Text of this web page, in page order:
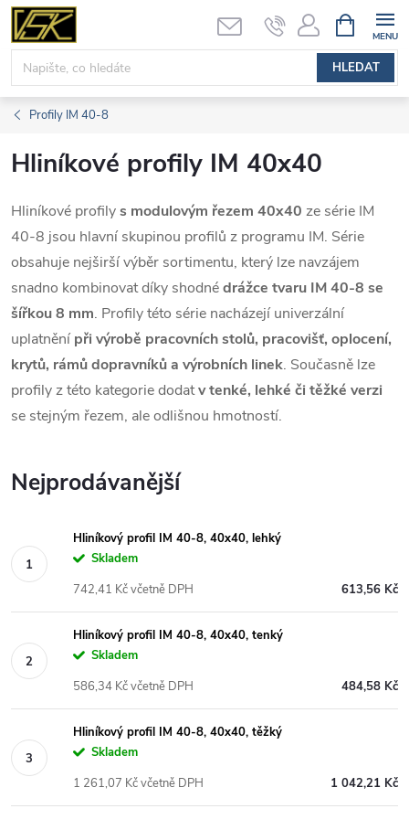
Přejít
obsah
HLEDAT
NÁKUPNÍ
KOŠÍK
Profily IM 40-8
Hliníkové profily IM 40x40
Hliníkové profilys modulovým řezem 40x40 ze série IM
40-8 jsou hlavní skupinou profilů z programu IM. Série
obsahuje nejširší výběr sortimentu, který lze navzájem
snadno kombinovat díky shodnédrážce tvaru IM 40-8 se
šířkou 8 mm. Profily této série nacházejí univerzální
uplatnění při výrobě pracovních stolů, pracovišť, oplocení,
krytů, rámů dopravníků a výrobních linek. Současně lze
profily z této kategorie dodatv tenké, lehké či těžké verzi
se stejným řezem, ale odlišnou hmotností.
Nejprodávanější
Hliníkový profil IM 40-8, 40x40, lehký
Skladem
613,56 Kč
742,41 Kč včetně DPH
Hliníkový profil IM 40-8, 40x40, tenký
Skladem
484,58 Kč
586,34 Kč včetně DPH
Hliníkový profil IM 40-8, 40x40, těžký
Skladem
1 042,21 Kč
1 261,07 Kč včetně DPH